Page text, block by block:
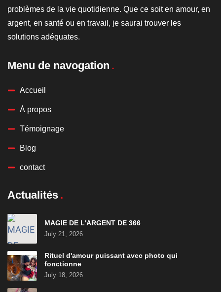
problèmes de la vie quotidienne. Que ce soit en amour, en
argent, en santé ou en travail, je saurai trouver les
solutions adéquates.
Menu de navogation
Accueil
À propos
Témoignage
Blog
contact
Actualités
MAGIE DE L'ARGENT DE 366
July 21, 2026
Rituel d'amour puissant avec photo qui
fonctionne
July 18, 2026